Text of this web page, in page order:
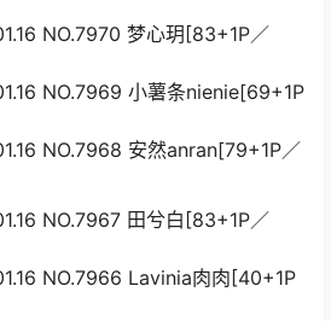
NO.7970 梦心玥[83+1P／
NO.7969 小薯条nienie[69+1P
NO.7968 安然anran[79+1P／
NO.7967 田兮白[83+1P／
NO.7966 Lavinia肉肉[40+1P